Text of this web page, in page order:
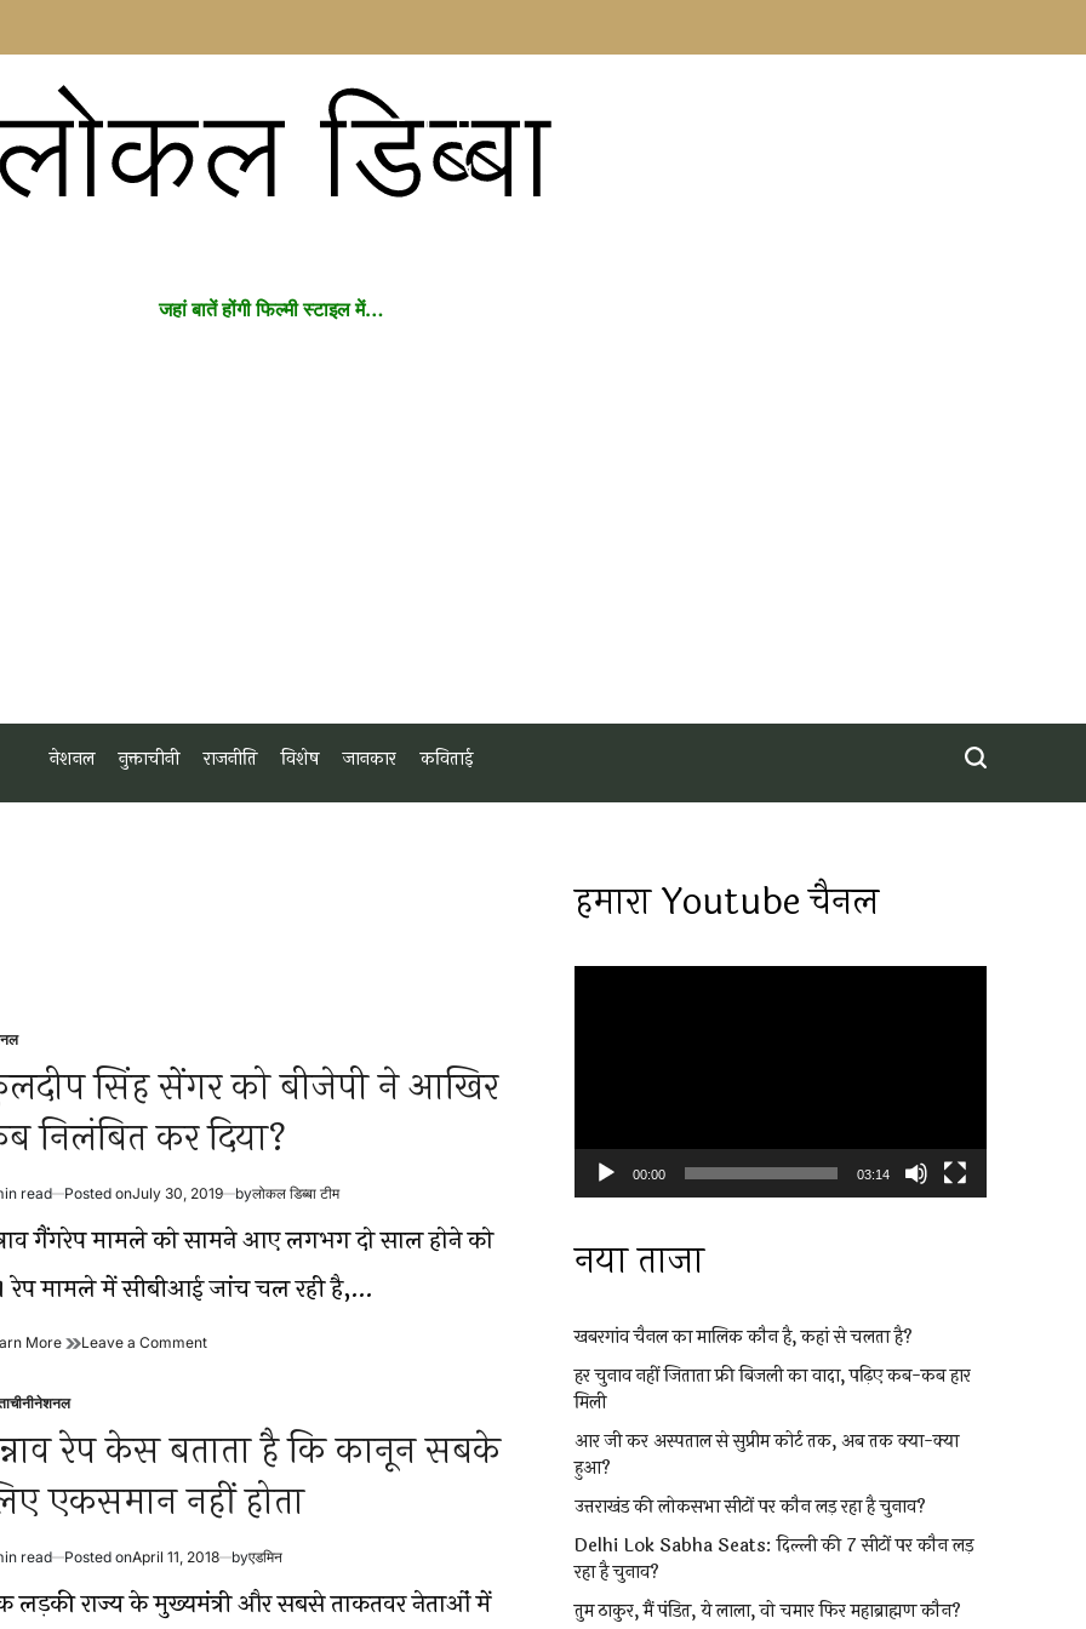
डिब्बा
जहां बातें होंगी फिल्मी स्टाइल में…
नेशनल नुक्ताचीनी राजनीति विशेष जानकार कविताई
सिंह सेंगर को बीजेपी ने आखिर
निलंबित कर दिया?
read Posted onJuly 30, 2019 byलोकल डिब्बा टीम
गैंगरेप मामले को सामने आए लगभग दो साल होने को
रेप मामले में सीबीआई जांच चल रही है,…
More कुलदीप
को
बीजेपी
ने
कब
निलंबित
दिया?
Leave a Commenton
बीजेपी
आखिर
कब
कर
नेशनल
रेप केस बताता है कि कानून सबके
एकसमान नहीं होता
read Posted onApril 11, 2018 byएडमिन
लड़की राज्य के मुख्यमंत्री और सबसे ताकतवर नेताओं में
हमारा Youtube चैनल
00:00 03:14
नया ताजा
खबरगांव चैनल का मालिक कौन है, कहां से चलता है?
हर चुनाव नहीं जिताता फ्री बिजली का वादा, पढ़िए कब-कब हार
मिली
आर जी कर अस्पताल से सुप्रीम कोर्ट तक, अब तक क्या-क्या
हुआ?
उत्तराखंड की लोकसभा सीटों पर कौन लड़ रहा है चुनाव?
Delhi Lok Sabha Seats: दिल्ली की 7 सीटों पर कौन लड़
रहा है चुनाव?
तुम ठाकुर, मैं पंडित, ये लाला, वो चमार फिर महाब्राह्मण कौन?